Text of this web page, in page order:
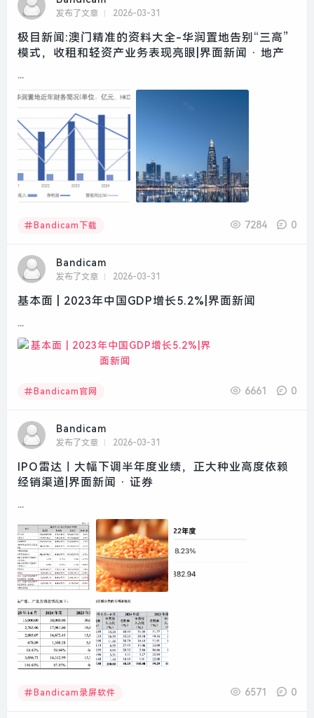
发布了文章 2026-03-31
极目新闻:澳门精准的资料大全-华润置地告别“三高”
模式，收租和轻资产业务表现亮眼|界面新闻 · 地产
...
Bandicam下载 7284 0
Bandicam
发布了文章 2026-03-31
基本面 | 2023年中国GDP增长5.2%|界面新闻
...
Bandicam官网 6661 0
Bandicam
发布了文章 2026-03-31
IPO雷达｜大幅下调半年度业绩，正大种业高度依赖
经销渠道|界面新闻 · 证券
...
Bandicam录屏软件 6571 0